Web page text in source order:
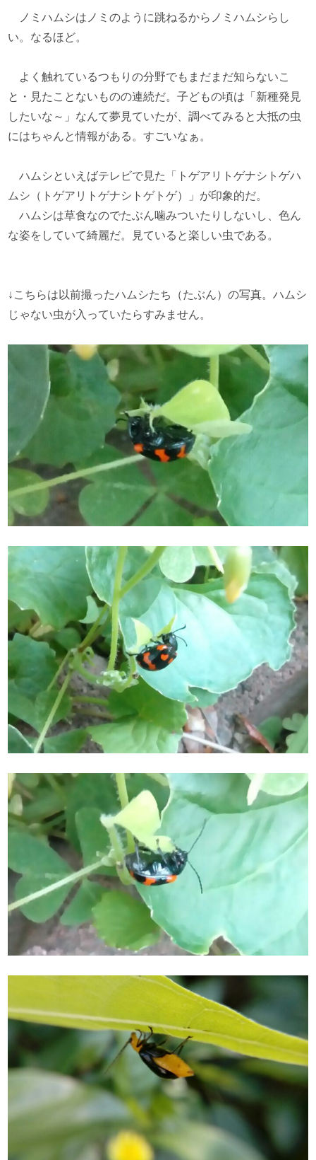
ノミハムシはノミのように跳ねるからノミハムシらし
い。なるほど。
よく触れているつもりの分野でもまだまだ知らないこ
と・見たことないものの連続だ。子どもの頃は「新種発見
したいな～」なんて夢見ていたが、調べてみると大抵の虫
にはちゃんと情報がある。すごいなぁ。
ハムシといえばテレビで見た「トゲアリトゲナシトゲハ
ムシ（トゲアリトゲナシトゲトゲ）」が印象的だ。
ハムシは草食なのでたぶん噛みついたりしないし、色ん
な姿をしていて綺麗だ。見ていると楽しい虫である。
↓こちらは以前撮ったハムシたち（たぶん）の写真。ハムシ
じゃない虫が入っていたらすみません。